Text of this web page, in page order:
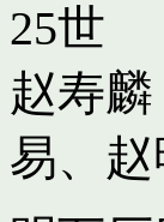
25世
赵寿
易、 赵